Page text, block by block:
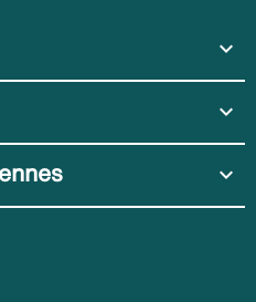
expand_more
expand_more
expand_more